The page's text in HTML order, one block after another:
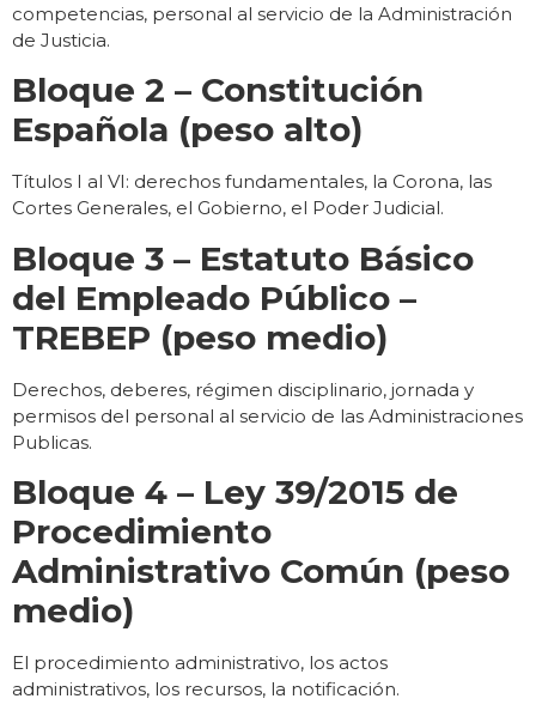
competencias, personal al servicio de la Administración
de Justicia.
Bloque 2 – Constitución
Española (peso alto)
Títulos I al VI: derechos fundamentales, la Corona, las
Cortes Generales, el Gobierno, el Poder Judicial.
Bloque 3 – Estatuto Básico
del Empleado Público –
TREBEP (peso medio)
Derechos, deberes, régimen disciplinario, jornada y
permisos del personal al servicio de las Administraciones
Publicas.
Bloque 4 – Ley 39/2015 de
Procedimiento
Administrativo Común (peso
medio)
El procedimiento administrativo, los actos
administrativos, los recursos, la notificación.